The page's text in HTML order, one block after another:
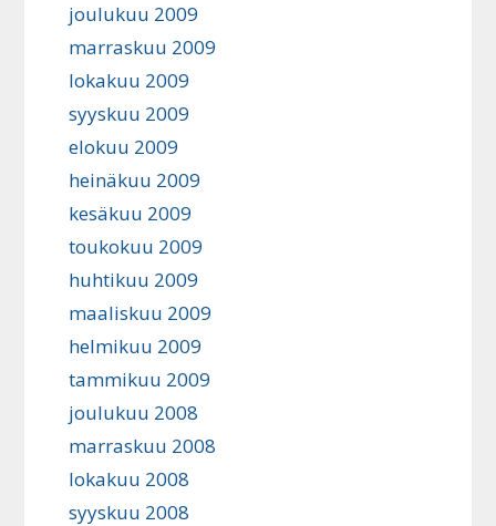
joulukuu 2009
marraskuu 2009
lokakuu 2009
syyskuu 2009
elokuu 2009
heinäkuu 2009
kesäkuu 2009
toukokuu 2009
huhtikuu 2009
maaliskuu 2009
helmikuu 2009
tammikuu 2009
joulukuu 2008
marraskuu 2008
lokakuu 2008
syyskuu 2008